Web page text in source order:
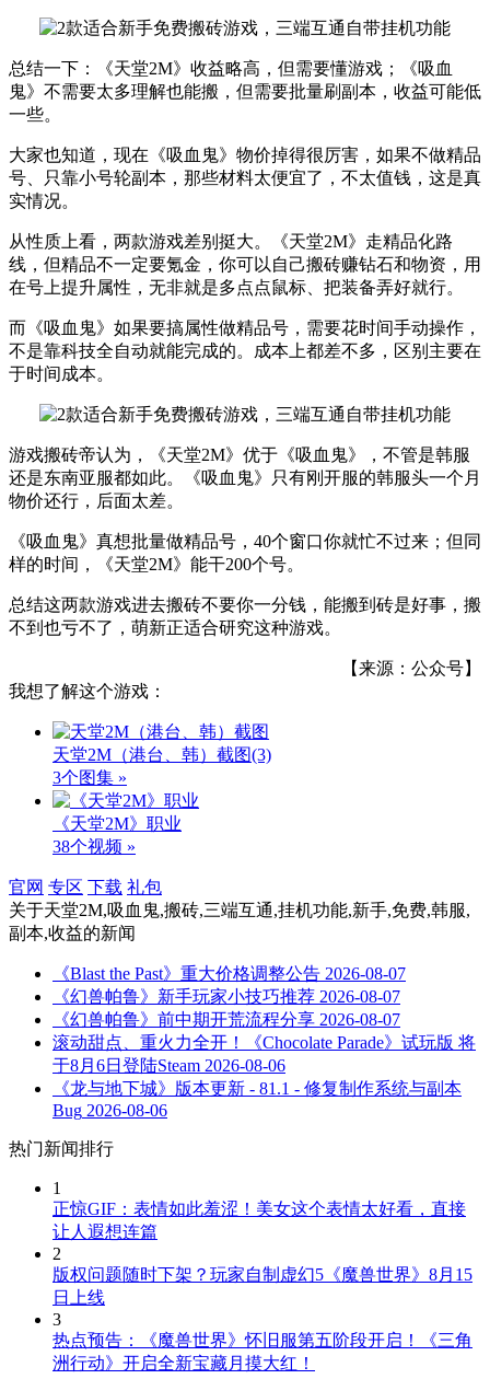
总结一下：《天堂2M》收益略高，但需要懂游戏；《吸血
鬼》不需要太多理解也能搬，但需要批量刷副本，收益可能低
一些。
大家也知道，现在《吸血鬼》物价掉得很厉害，如果不做精品
号、只靠小号轮副本，那些材料太便宜了，不太值钱，这是真
实情况。
从性质上看，两款游戏差别挺大。《天堂2M》走精品化路
线，但精品不一定要氪金，你可以自己搬砖赚钻石和物资，用
在号上提升属性，无非就是多点点鼠标、把装备弄好就行。
而《吸血鬼》如果要搞属性做精品号，需要花时间手动操作，
不是靠科技全自动就能完成的。成本上都差不多，区别主要在
于时间成本。
游戏搬砖帝认为，《天堂2M》优于《吸血鬼》，不管是韩服
还是东南亚服都如此。《吸血鬼》只有刚开服的韩服头一个月
物价还行，后面太差。
《吸血鬼》真想批量做精品号，40个窗口你就忙不过来；但同
样的时间，《天堂2M》能干200个号。
总结这两款游戏进去搬砖不要你一分钱，能搬到砖是好事，搬
不到也亏不了，萌新正适合研究这种游戏。
【来源：公众号】
我想了解这个游戏：
天堂2M（港台、韩）截图(3)
3个图集 »
《天堂2M》职业
38个视频 »
官网 专区 下载 礼包
关于天堂2M,吸血鬼,搬砖,三端互通,挂机功能,新手,免费,韩服,
副本,收益的新闻
《Blast the Past》重大价格调整公告 2026-08-07
《幻兽帕鲁》新手玩家小技巧推荐 2026-08-07
《幻兽帕鲁》前中期开荒流程分享 2026-08-07
滚动甜点、重火力全开！《Chocolate Parade》试玩版 将
于8月6日登陆Steam 2026-08-06
《龙与地下城》版本更新 - 81.1 - 修复制作系统与副本
Bug 2026-08-06
热门新闻排行
1
正惊GIF：表情如此羞涩！美女这个表情太好看，直接
让人遐想连篇
2
版权问题随时下架？玩家自制虚幻5《魔兽世界》8月15
日上线
3
热点预告：《魔兽世界》怀旧服第五阶段开启！《三角
洲行动》开启全新宝藏月摸大红！